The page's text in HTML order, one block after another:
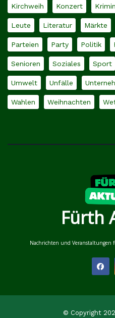
Kirchweih Konzert
Leute Literatur Märkte
Parteien Party Politik
Senioren Soziales Sport
Umwelt Unfälle
Wahlen Weihnachten
Fürth
Nachrichten und
© Copyright